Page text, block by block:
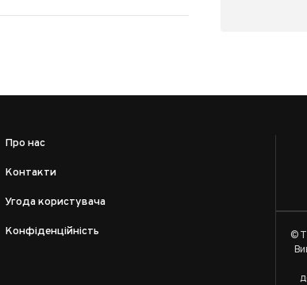
Про нас
Контакти
Угода користувача
Конфіденційність
©